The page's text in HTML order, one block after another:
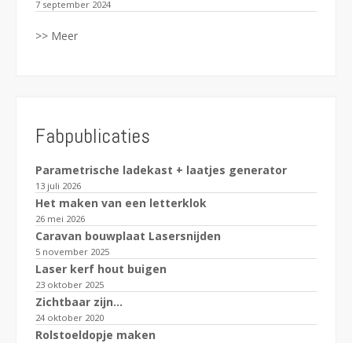
7 september 2024
>> Meer
Fabpublicaties
Parametrische ladekast + laatjes generator
13 juli 2026
Het maken van een letterklok
26 mei 2026
Caravan bouwplaat Lasersnijden
5 november 2025
Laser kerf hout buigen
23 oktober 2025
Zichtbaar zijn…
24 oktober 2020
Rolstoeldopje maken